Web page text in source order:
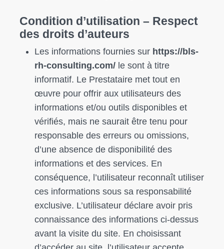
Condition d’utilisation – Respect
des droits d’auteurs
Les informations fournies sur https://bls-
rh-consulting.com/le sont à titre
informatif. Le Prestataire met tout en
œuvre pour offrir aux utilisateurs des
informations et/ou outils disponibles et
vérifiés, mais ne saurait être tenu pour
responsable des erreurs ou omissions,
d’une absence de disponibilité des
informations et des services. En
conséquence, l’utilisateur reconnaît utiliser
ces informations sous sa responsabilité
exclusive. L’utilisateur déclare avoir pris
connaissance des informations ci-dessus
avant la visite du site. En choisissant